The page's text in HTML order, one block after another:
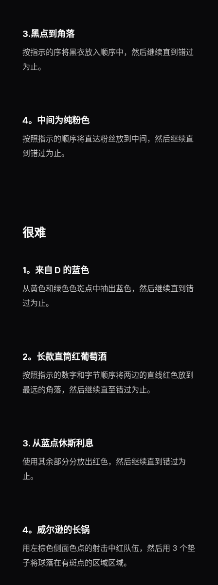
3.黑点到角落
按指示的序将黑衣放入顺序中，然后继续直到错过
为止。
4。中间为纯粉色
按照指示的顺序将直达粉丝放到中间，然后继续直
到错过为止。
很难
1。来自 D 的蓝色
从黄色和绿色色斑点中抽出蓝色，然后继续直到错
过为止。
2。长款直筒红葡萄酒
按照指示的数字和字节顺序将两边的直线红色放到
最远的角落，然后继续直至错过为止。
3. 从蓝点休斯利息
使用其余部分分放出红色，然后继续直到错过为
止。
4。威尔逊的长锅
用左棕色侧面色点的射击中红队伍，然后用 3 个垫
子将球落在有斑点的区域区域。